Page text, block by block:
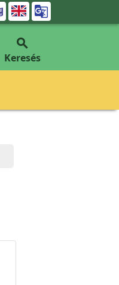


Keresés